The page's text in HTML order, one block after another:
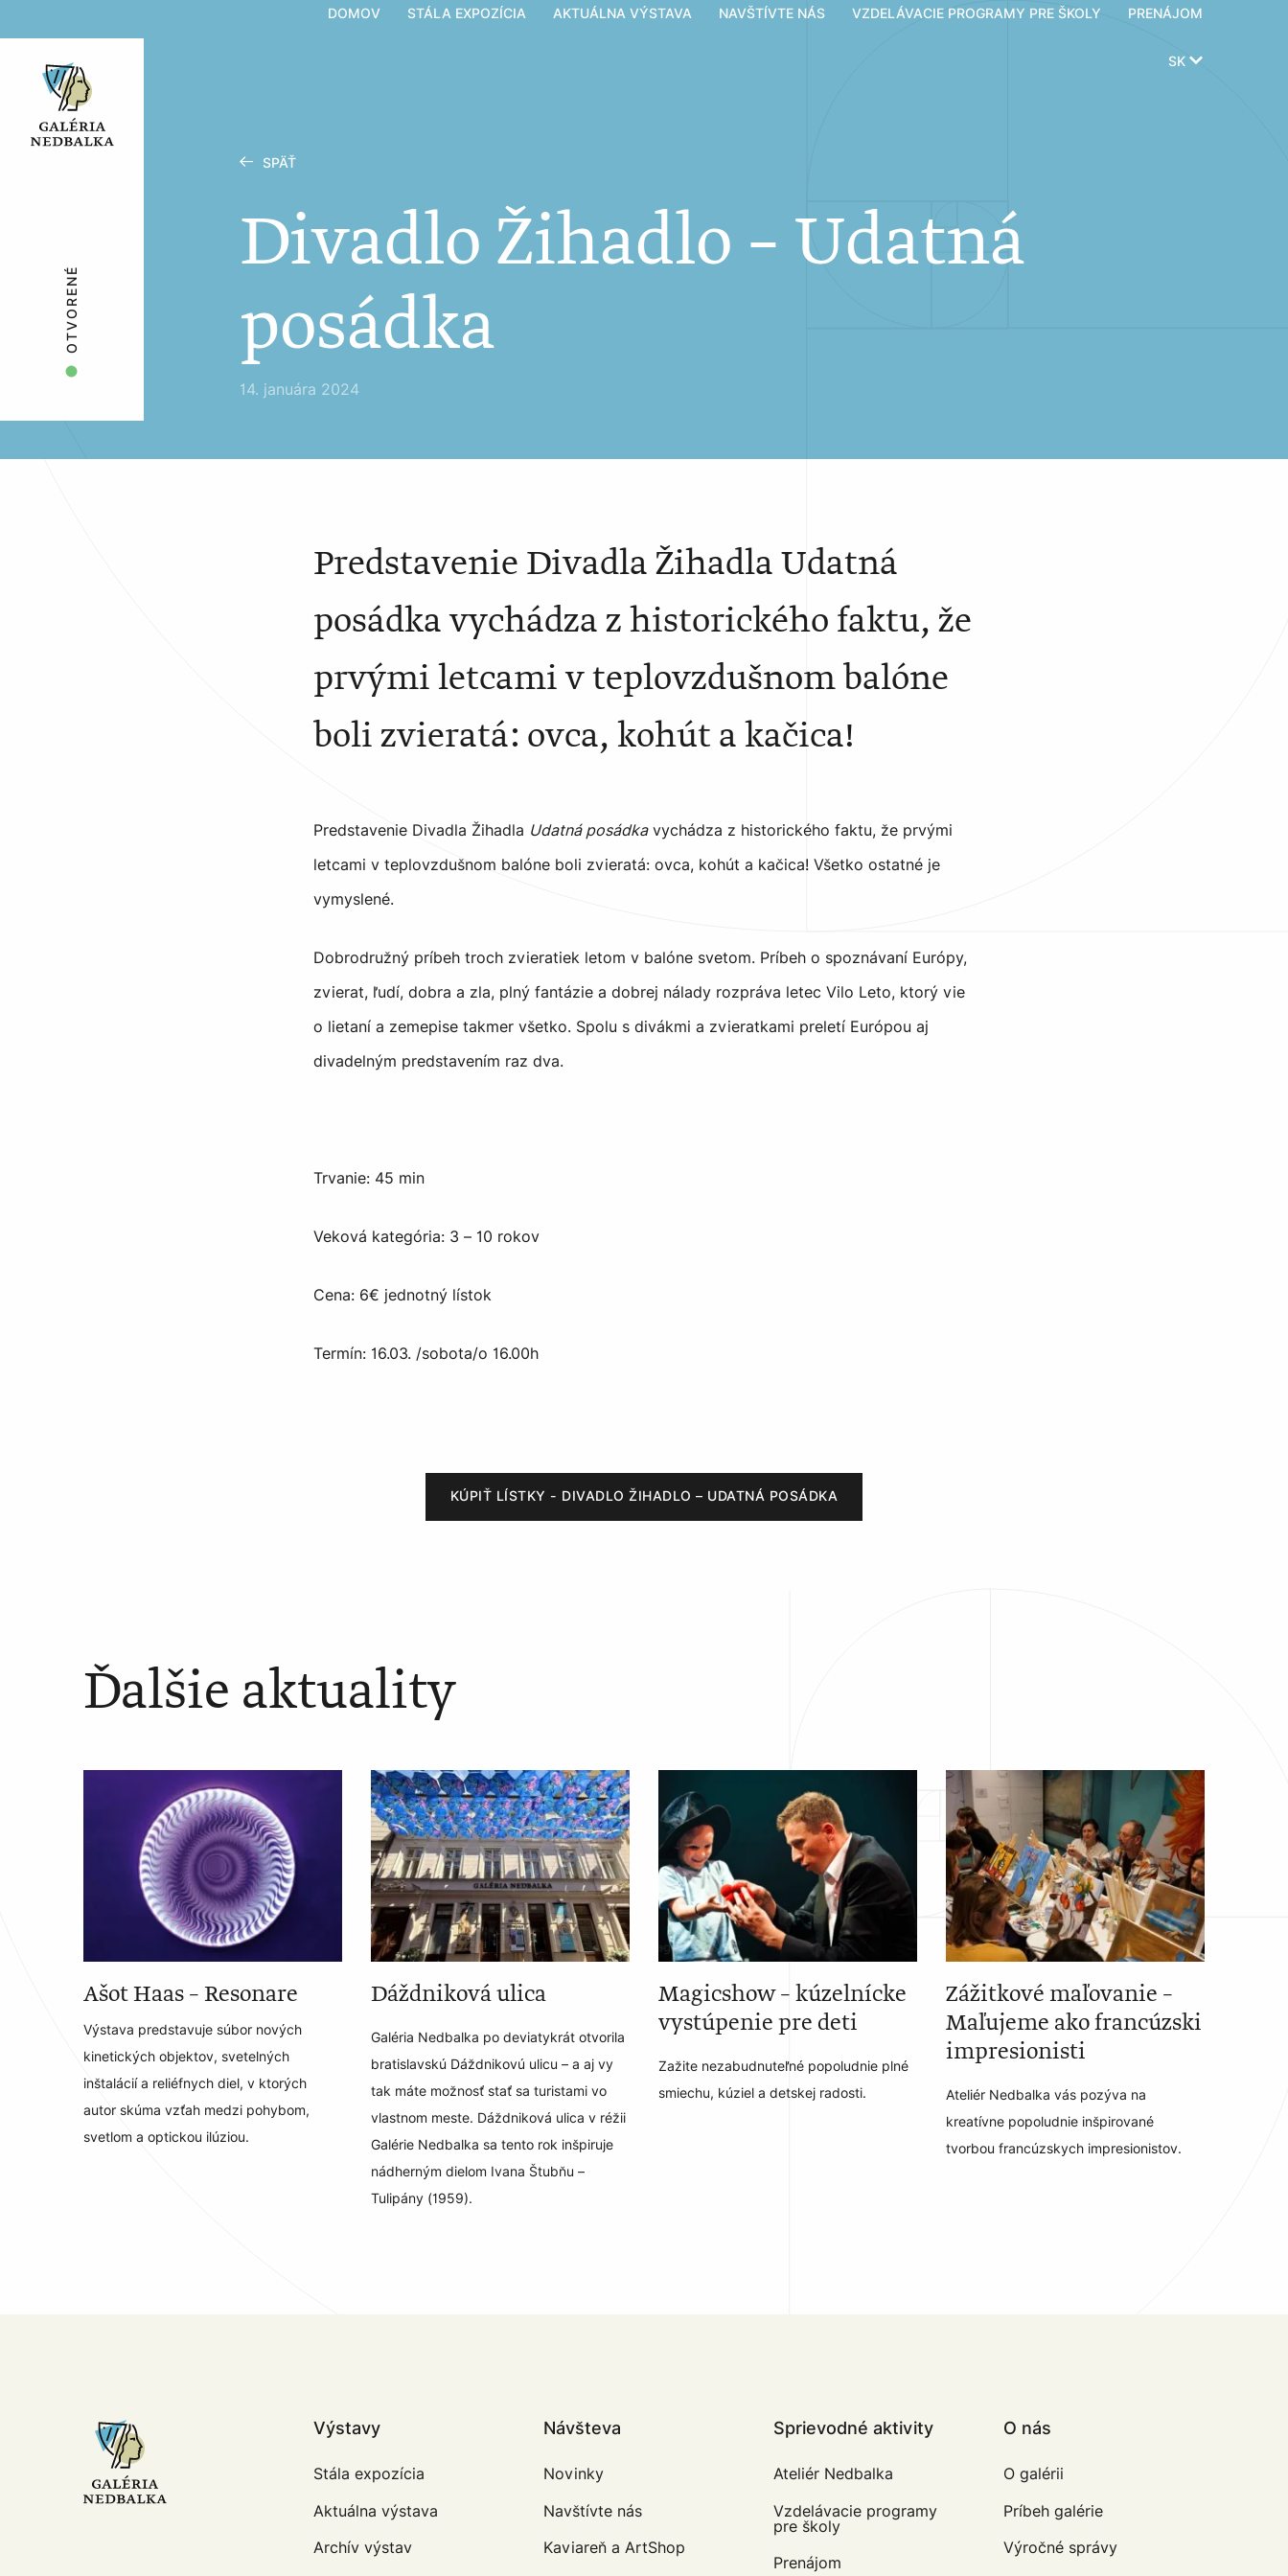
DOMOV STÁLA EXPOZÍCIA AKTUÁLNA VÝSTAVA NAVŠTÍVTE NÁS VZDELÁVACIE PROGRAMY PRE ŠKOLY PRENÁJOM
SK
SPÄŤ
Divadlo Žihadlo – Udatná
posádka
14. januára 2024
OTVORENÉ
Predstavenie Divadla Žihadla Udatná
posádka vychádza z historického faktu, že
prvými letcami v teplovzdušnom balóne
boli zvieratá: ovca, kohút a kačica!
Predstavenie Divadla Žihadla Udatná posádkavychádza z historického faktu, že prvými
letcami v teplovzdušnom balóne boli zvieratá: ovca, kohút a kačica! Všetko ostatné je
vymyslené.
Dobrodružný príbeh troch zvieratiek letom v balóne svetom. Príbeh o spoznávaní Európy,
zvierat, ľudí, dobra a zla, plný fantázie a dobrej nálady rozpráva letec Vilo Leto, ktorý vie
o lietaní a zemepise takmer všetko. Spolu s divákmi a zvieratkami preletí Európou aj
divadelným predstavením raz dva.
Trvanie: 45 min
Veková kategória: 3 – 10 rokov
Cena: 6€ jednotný lístok
Termín: 16.03. /sobota/o 16.00h
KÚPIŤ LÍSTKY - DIVADLO ŽIHADLO – UDATNÁ POSÁDKA
Ďalšie aktuality
Ašot Haas – Resonare
Výstava predstavuje súbor nových
kinetických objektov, svetelných
inštalácií a reliéfnych diel, v ktorých
autor skúma vzťah medzi pohybom,
svetlom a optickou ilúziou.
Dáždniková ulica
Galéria Nedbalka po deviatykrát otvorila
bratislavskú Dáždnikovú ulicu – a aj vy
tak máte možnosť stať sa turistami vo
vlastnom meste. Dáždniková ulica v réžii
Galérie Nedbalka sa tento rok inšpiruje
nádherným dielom Ivana Štubňu –
Tulipány (1959).
Magicshow – kúzelnícke
vystúpenie pre deti
Zažite nezabudnuteľné popoludnie plné
smiechu, kúziel a detskej radosti.
Zážitkové maľovanie –
Maľujeme ako francúzski
impresionisti
Ateliér Nedbalka vás pozýva na
kreatívne popoludnie inšpirované
tvorbou francúzskych impresionistov.
Výstavy
Stála expozícia
Aktuálna výstava
Archív výstav
Návšteva
Novinky
Navštívte nás
Kaviareň a ArtShop
Sprievodné aktivity
Ateliér Nedbalka
Vzdelávacie programy
pre školy
Prenájom
O nás
O galérii
Príbeh galérie
Výročné správy